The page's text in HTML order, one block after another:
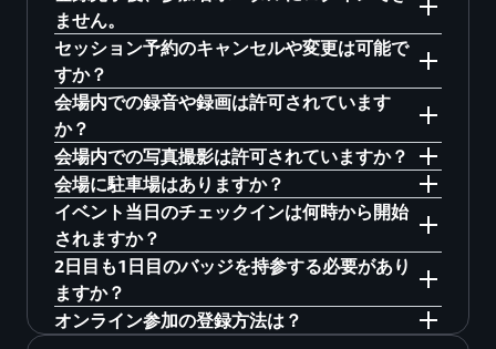
トの付与はございませんのでご了承ください。
次元コードを印刷するか、スクリーンショット
を保存することをお勧めします。確認メールが
届かない場合は、迷惑メールフォルダをご確認
ください。
ります。その場合は、no-reply@awsevents.com
を許可リスト（ホワイトリスト）に追加してく
ださい。また、迷惑メールフォルダに振り分け
られている可能性がありますのでご確認くださ
い。問題が解決しない場合は、個人のメールア
ドレスを使用して再登録してください。それで
も問題が解決しない場合は、aws-jp-summit-
info@amazon.comまでご連絡ください。お客様
情報（「氏名」「会社名」「メールアドレ
ス」）を含めてください。
以下をお試しください。
別のブラウザを使用してアクセス
別のデバイスまたはネットワーク環境を使用
してアクセス
問題が解決しない場合は、 aws-jp-summit-
info@amazon.comまでご連絡ください。エラー
画面のスクリーンショット、エラーが発生した
パスの詳細、およびお客様情報（「氏名」「会
社名」「メールアドレス」）を含めてくださ
い。
二次元コードは参加者ポータルでも確認できま
す。登録確認メールに記載されている参加者ポ
ータルのURLからログインしてご確認ください。
二次元コードを印刷するか、スクリーンショッ
トを保存することをお勧めします。
ません。
参加者ポータルへのアクセス時にエラーが発生
した場合は、以下をお試しください。
別のブラウザを使用してアクセス
別のデバイスまたはネットワーク環境を使用
してアクセス
登録完了メールを受信していない場合、登録が
正しく完了していない可能性があります。問題
が解決しない場合は、
info@amazon.comまでご連絡ください。エラー
セッション予約のキャンセルや変更は可能で
すか？
はい。参加者ポータルからセッションの選択を
キャンセルまたは変更できます。セッション予
約は特定の座席を保証するものではありません
のでご注意ください。
会場内での録音や録画は許可されています
か？
いいえ。事前の許可なく、会場内での録音や録
画は原則として禁止されています。
会場内での写真撮影は許可されていますか？
個人利用のための会場内での写真撮影は下記の
条件の元許可されています。
ブースの展示物を撮影する際は利用目的を各ブ
ースの担当者に確認のうえ撮影ください。
なお、営利目的・ビジネス目的での公開・利用
については禁止しています。
会場に駐車場はありますか？
来場者向けの無料駐車場はありません。お車で
お越しの場合は、公共の有料駐車場をご利用く
ださい。詳細はこちらをご覧ください：
https://www.m-messe.co.jp/access/#car
イベント当日のチェックインは何時から開始
されますか？
チェックインカウンターは毎日午前8時30分に開
きます。基調講演とスペシャルセッションが始
まる直前の午前9時30分から午前10時の間は、受
2日目も1日目のバッジを持参する必要があり
ますか？
はい、2日目に参加される際は、1日目に発行さ
オンライン参加の登録方法は？